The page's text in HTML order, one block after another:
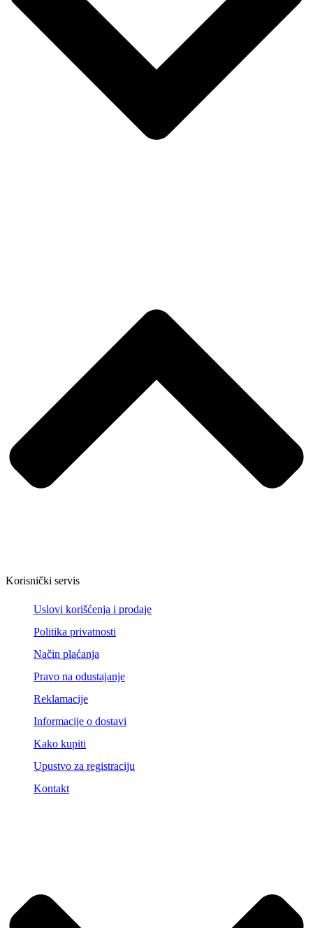
Korisnički servis
Uslovi korišćenja i prodaje
Politika privatnosti
Način plaćanja
Pravo na odustajanje
Reklamacije
Informacije o dostavi
Kako kupiti
Upustvo za registraciju
Kontakt